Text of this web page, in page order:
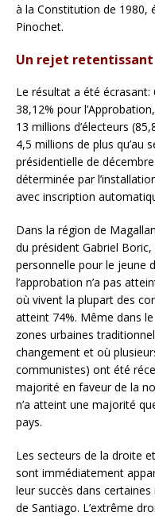
à la Constitution de 1980,
Pinochet.
Un rejet retentissant
Le résultat a été
38,12% pour
13 millions d’électeurs
4,5 millions de plus qu’au
présidentielle de
déterminée par
avec inscription
Dans la région de
du président Gabriel
personnelle pour le jeune
l’approbation n’a pas
où vivent la plupart des
atteint 74%. Même dans
zones urbaines
changement et où
communistes) ont été
majorité en faveur de la
n’a atteint une majorité
pays.
Les secteurs de la droite
sont immédiatement
leur succès dans
de Santiago. L’extrême